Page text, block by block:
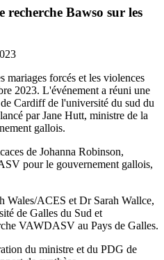
Bawso sur les
mariages forcés et les violences
2023. L'événement a réuni une
Cardiff de l'université du sud du
par Jane Hutt, ministre de la
gallois.
de Johanna Robinson,
pour le gouvernement gallois,
Wales/ACES et Dr Sarah Wallce,
de Galles du Sud et
VAWDASV au Pays de Galles.
du ministre et du PDG de